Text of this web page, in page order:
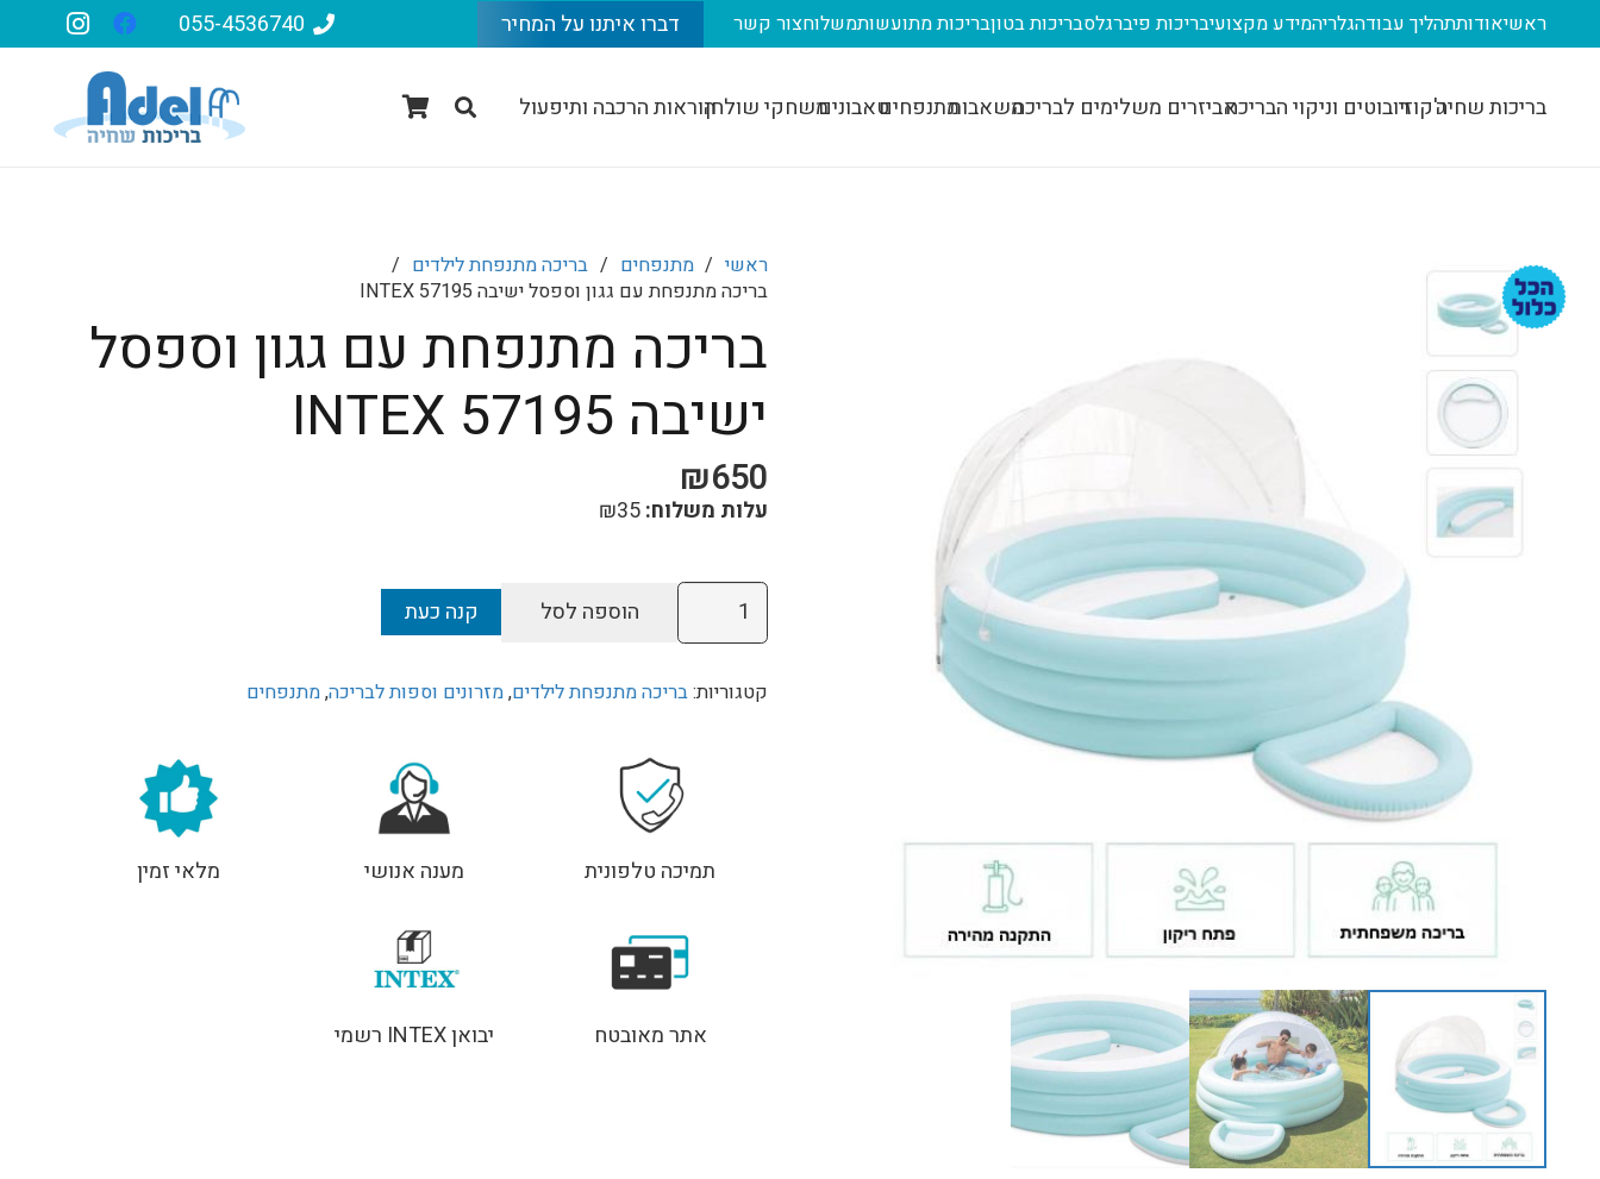
ראשיאודותתהליך עבודהגלריהמידע מקצועיבריכות פיברגלסבריכות בטוןבריכות מתועשותמשלוחצור קשר דברו איתנו על המחיר 055-4536740
בריכות שחיהג'קוזירובוטים וניקוי הבריכהאביזרים משלימים לבריכהמשאבותמתנפחיםטאבוניםמשחקי שולחןהוראות הרכבה ותיפעול
ראשי / מתנפחים / בריכה מתנפחת לילדים /
בריכה מתנפחת עם גגון וספסל ישיבה INTEX 57195
בריכה מתנפחת עם גגון וספסל
ישיבה INTEX 57195
₪650
עלות משלוח: ₪35
כמות
של
מתנפחת
INTEX
הוספה לסל קנה כעת
קטגוריות:בריכה מתנפחת לילדים,מזרונים וספות לבריכה,מתנפחים
תמיכה טלפונית מענה אנושי מלאי זמין
אתר מאובטח יבואן INTEX רשמי